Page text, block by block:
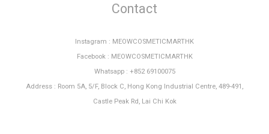
Contact
Instagram : MEOWCOSMETICMARTHK
Facebook : MEOWCOSMETICMARTHK
Whatsapp : +852 69100075
Address : Room 5A, 5/F, Block C, Hong Kong Industrial Centre, 489-491,
Castle Peak Rd, Lai Chi Kok